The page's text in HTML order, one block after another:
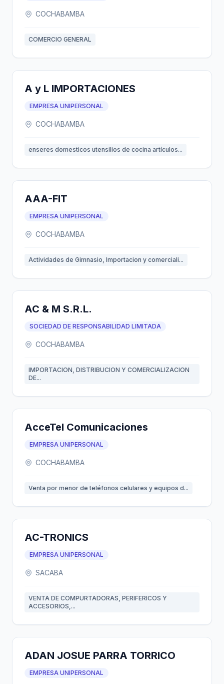
COCHABAMBA
COMERCIO GENERAL
A y L IMPORTACIONES
EMPRESA UNIPERSONAL
COCHABAMBA
enseres domesticos utensilios de cocina artículos...
AAA-FIT
EMPRESA UNIPERSONAL
COCHABAMBA
Actividades de Gimnasio, Importacion y comerciali...
AC & M S.R.L.
SOCIEDAD DE RESPONSABILIDAD LIMITADA
COCHABAMBA
IMPORTACION, DISTRIBUCION Y COMERCIALIZACION
DE...
AcceTel Comunicaciones
EMPRESA UNIPERSONAL
COCHABAMBA
Venta por menor de teléfonos celulares y equipos d...
AC-TRONICS
EMPRESA UNIPERSONAL
SACABA
VENTA DE COMPURTADORAS, PERIFERICOS Y
ACCESORIOS,...
ADAN JOSUE PARRA TORRICO
EMPRESA UNIPERSONAL